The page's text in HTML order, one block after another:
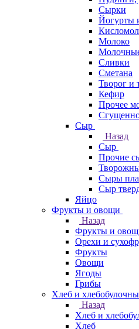
Сырки
Йогурты
Молоко
Сливки
Сметана
Творог и
Кефир
Прочее
Сыр
Назад
Сыр
Прочие
Сыры
Сыр
Яйцо
Фрукты и овощи
Назад
Фрукты и
Орехи и
Фрукты
Овощи
Ягоды
Грибы
Хлеб и
Назад
Хлеб и
Хлеб